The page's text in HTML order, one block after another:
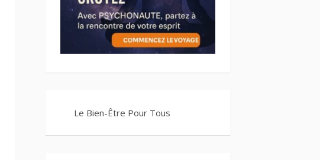
Le Bien-Être Pour Tous